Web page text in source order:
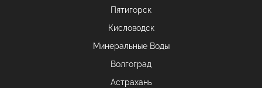
Пятигорск
Кисловодск
Минеральные Воды
Волгоград
Астрахань